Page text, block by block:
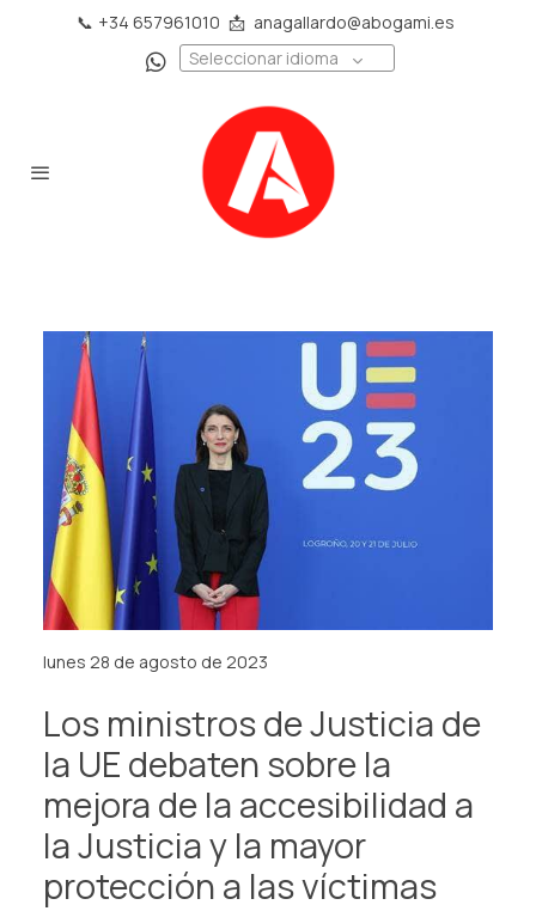
📞 +34 657961010 📩 anagallardo@abogami.es
Seleccionar idioma
lunes 28 de agosto de 2023
Los ministros de Justicia de
la UE debaten sobre la
mejora de la accesibilidad a
la Justicia y la mayor
protección a las víctimas